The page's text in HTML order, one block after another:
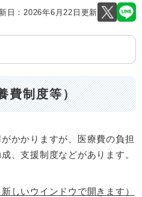
日：2026年6月22日更新
費制度等）
かかりますが、医療費の負担
、支援制度などがあります。
しいウインドウで開きます）